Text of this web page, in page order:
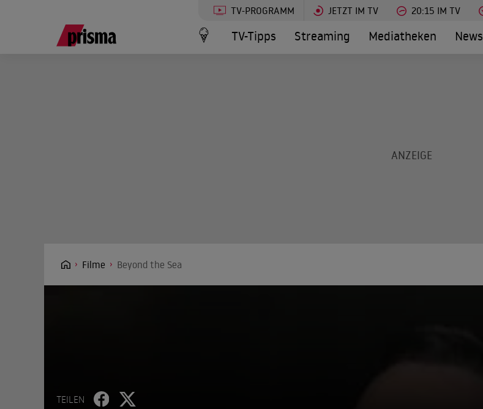
TV-PROGRAMM JETZT IM TV 20:15 IM TV
TV-Tipps Streaming Mediatheken News
Filme Beyond the Sea
TEILEN